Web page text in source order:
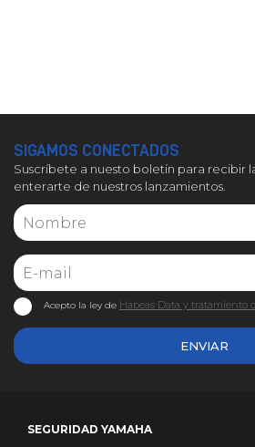
SIGAMOS CONECTADOS
Suscríbete a nuesto boletín para recibir
enterarte de nuestros lanzamientos.
ENVIAR
Acepto la ley de Habeas Data y tratamiento
SEGURIDAD YAMAHA